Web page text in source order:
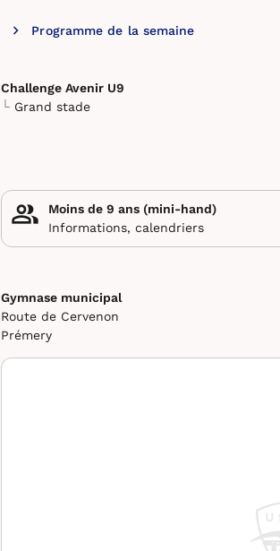
Programme de la semaine
Challenge Avenir U9
Grand stade
Moins de 9 ans (mini-hand)
Informations, calendriers
Gymnase municipal
Route de Cervenon
Prémery